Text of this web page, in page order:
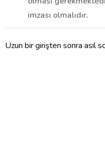
imzası olmalıdır.
Uzun bir girişten sonra asıl